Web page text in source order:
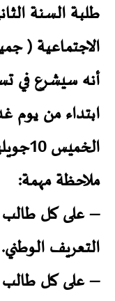
طلبة السنة
الاجتماعية (
أنه سيشرع في
الخميس 10جويلية 2025 .
ملاحظة مهمة:
– على كل طالب
التعريف الوطني.
– على كل طالب